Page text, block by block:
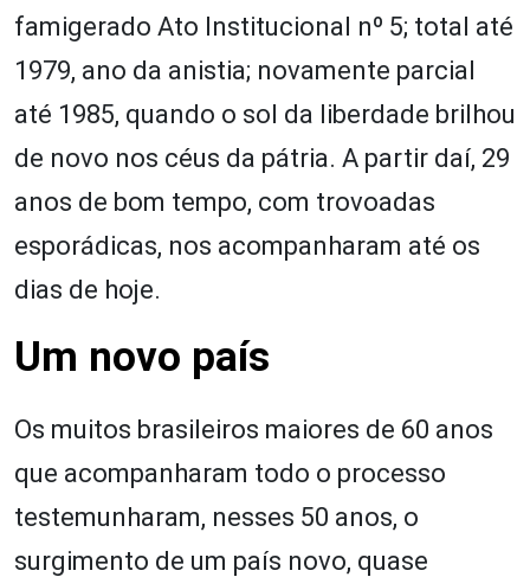
famigerado Ato Institucional nº 5; total até
1979, ano da anistia; novamente parcial
até 1985, quando o sol da liberdade brilhou
de novo nos céus da pátria. A partir daí, 29
anos de bom tempo, com trovoadas
esporádicas, nos acompanharam até os
dias de hoje.
Um novo país
Os muitos brasileiros maiores de 60 anos
que acompanharam todo o processo
testemunharam, nesses 50 anos, o
surgimento de um país novo, quase